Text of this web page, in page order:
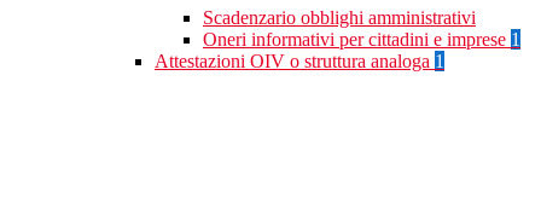
Scadenzario obblighi amministrativi
Oneri informativi per cittadini e imprese 1
Attestazioni OIV o struttura analoga 1